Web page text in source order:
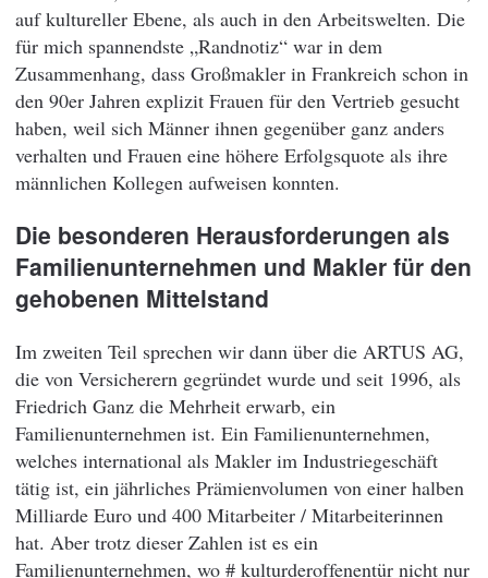
auf kultureller Ebene, als auch in den Arbeitswelten. Die
für mich spannendste „Randnotiz“ war in dem
Zusammenhang, dass Großmakler in Frankreich schon in
den 90er Jahren explizit Frauen für den Vertrieb gesucht
haben, weil sich Männer ihnen gegenüber ganz anders
verhalten und Frauen eine höhere Erfolgsquote als ihre
männlichen Kollegen aufweisen konnten.
Die besonderen Herausforderungen als
Familienunternehmen und Makler für den
gehobenen Mittelstand
Im zweiten Teil sprechen wir dann über die ARTUS AG,
die von Versicherern gegründet wurde und seit 1996, als
Friedrich Ganz die Mehrheit erwarb, ein
Familienunternehmen ist. Ein Familienunternehmen,
welches international als Makler im Industriegeschäft
tätig ist, ein jährliches Prämienvolumen von einer halben
Milliarde Euro und 400 Mitarbeiter / Mitarbeiterinnen
hat. Aber trotz dieser Zahlen ist es ein
Familienunternehmen, wo # kulturderoffenentür nicht nur